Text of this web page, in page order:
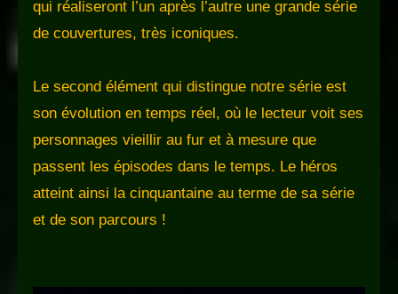
qui réaliseront l’un après l’autre une grande série
de couvertures, très iconiques.
Le second élément qui distingue notre série est
son évolution en temps réel, où le lecteur voit ses
personnages vieillir au fur et à mesure que
passent les épisodes dans le temps. Le héros
atteint ainsi la cinquantaine au terme de sa série
et de son parcours !